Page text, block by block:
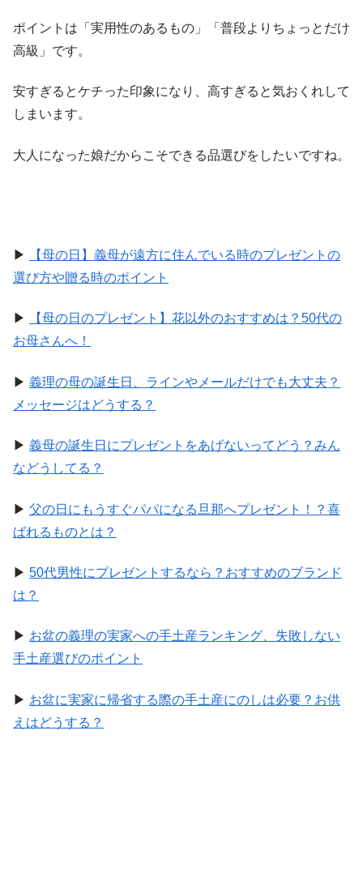
ポイントは「実用性のあるもの」「普段よりちょっとだけ
高級」です。
安すぎるとケチった印象になり、高すぎると気おくれして
しまいます。
大人になった娘だからこそできる品選びをしたいですね。
▶
【母の日】義母が遠方に住んでいる時のプレゼントの
選び方や贈る時のポイント
▶
【母の日のプレゼント】花以外のおすすめは？50代の
お母さんへ！
▶ 義理の母の誕生日、ラインやメールだけでも大丈夫？
メッセージはどうする？
▶ 義母の誕生日にプレゼントをあげないってどう？みん
などうしてる？
▶ 父の日にもうすぐパパになる旦那へプレゼント！？喜
ばれるものとは？
▶ 50代男性にプレゼントするなら？おすすめのブランド
は？
▶ お盆の義理の実家への手土産ランキング、失敗しない
手土産選びのポイント
▶ お盆に実家に帰省する際の手土産にのしは必要？お供
えはどうする？